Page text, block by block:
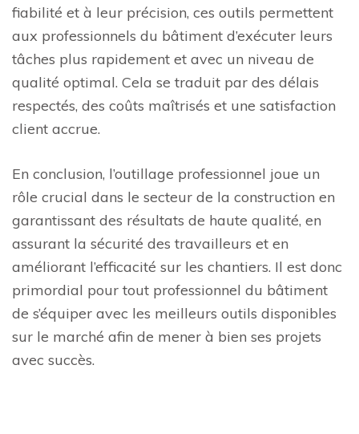
fiabilité et à leur précision, ces outils permettent
aux professionnels du bâtiment d’exécuter leurs
tâches plus rapidement et avec un niveau de
qualité optimal. Cela se traduit par des délais
respectés, des coûts maîtrisés et une satisfaction
client accrue.
En conclusion, l’outillage professionnel joue un
rôle crucial dans le secteur de la construction en
garantissant des résultats de haute qualité, en
assurant la sécurité des travailleurs et en
améliorant l’efficacité sur les chantiers. Il est donc
primordial pour tout professionnel du bâtiment
de s’équiper avec les meilleurs outils disponibles
sur le marché afin de mener à bien ses projets
avec succès.